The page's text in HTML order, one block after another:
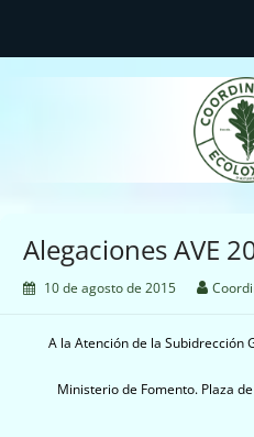
Alegaciones AVE
10 de agosto de 2015
A la Atención de la Subidrección
Ministerio de Fomento. Plaza